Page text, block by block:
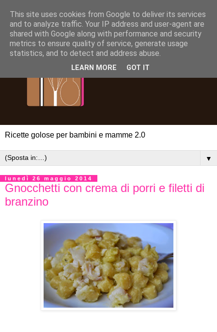
Ricette golose per bambini e mamme 2.0
▼
lunedì 26 maggio 2014
Gnocchetti con crema di porri e filetti di
branzino
This site uses cookies from Google to deliver its services
and to analyze traffic. Your IP address and user-agent are
shared with Google along with performance and security
metrics to ensure quality of service, generate usage
statistics, and to detect and address abuse.
LEARN MORE GOT IT